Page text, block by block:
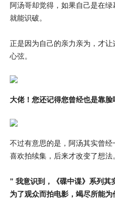
阿汤哥却觉得，如果自己是在
就能识破。
正是因为自己的亲力亲为，才
心弦。
大佬！您还记得您曾经也是靠脸
不过有意思的是，阿汤其实曾
喜欢拍续集，后来才改变了想法
” 我意识到，《碟中谍》系列其
为了观众而拍电影，竭尽所能